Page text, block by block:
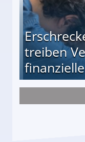
treiben
(34) in den